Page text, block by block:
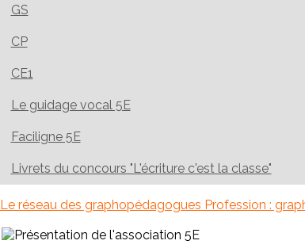
GS
CP
CE1
Le guidage vocal 5E
Faciligne 5E
Livrets du concours "L'écriture c'est la classe"
Le réseau des graphopédagogues Profession :